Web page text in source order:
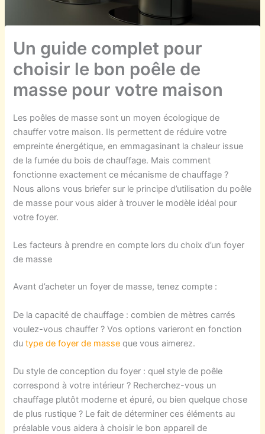
Un guide complet pour
choisir le bon poêle de
masse pour votre maison
Les poêles de masse sont un moyen écologiquede
chauffer votre maison. Ils permettent de réduire votre
empreinte énergétique,enemmagasinant la chaleur issue
de la fumée du bois de chauffage. Mais comment
fonctionne exactement ce mécanisme de chauffage ?
Nous allonsvous briefer sur le principe d’utilisationdu poêle
de masse pour vous aider àtrouver le modèle idéal pour
votre foyer.
Les facteurs à prendre en compte lors du choix d’un foyer
de masse
Avant d’acheter un foyer de masse, tenez compte :
De la capacité de chauffage : combien de mètres carrés
voulez-vous chauffer ? Vos options varieront en fonction
dutype de foyer de masse que vous aimerez.
Du style de conception du foyer : quel style de poêle
correspond à votre intérieur ? Recherchez-vous un
chauffage plutôt moderne et épuré, ou bien quelque chose
de plus rustique ? Le fait de déterminer ces éléments au
préalable vous aidera à choisir le bon appareil de